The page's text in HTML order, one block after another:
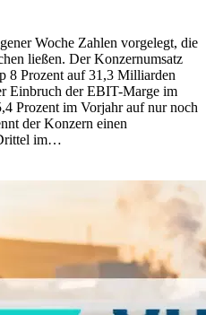
Woche Zahlen vorgelegt, die
ließen. Der Konzernumsatz
8 Prozent auf 31,3 Milliarden
Einbruch der EBIT-Marge im
Prozent im Vorjahr auf nur noch
der Konzern einen
im…